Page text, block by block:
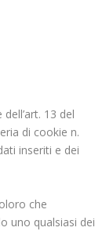
13 del
di cookie n.
inseriti e dei
che
uno qualsiasi dei